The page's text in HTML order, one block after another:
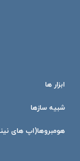
ابزار ها
شبیه ساز‌ها
هومبرو‌ها(اپ های